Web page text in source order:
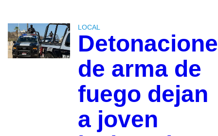
LOCAL
de arma de
fuego dejan
a joven